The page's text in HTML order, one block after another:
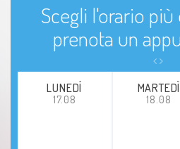
Scegli l'orario
prenota un
LUNEDÍ
17.08
MARTEDÌ
18.08